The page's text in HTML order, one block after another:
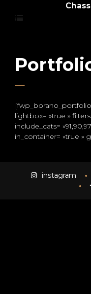
[fwp_borano_portfolio
lightbox= »true »
include_cats=
in_container= »true »
instagram